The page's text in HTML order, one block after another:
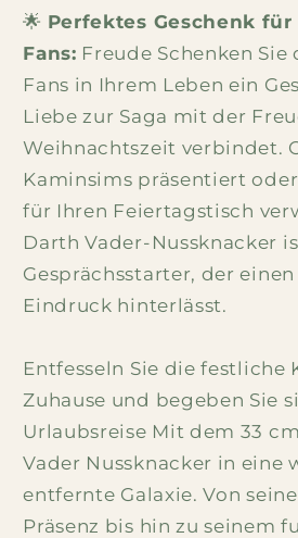
🌟 Perfektes Geschenk für
Fans: Freude Schenken Sie
Fans in Ihrem Leben ein
Liebe zur Saga mit der
Weihnachtszeit verbindet.
Kaminsims präsentiert
für Ihren Feiertagstisch
Darth Vader-Nussknacker
Gesprächsstarter, der
Eindruck hinterlässt.
Entfesseln Sie die festliche
Zuhause und begeben Sie
Urlaubsreise Mit dem 33
Vader Nussknacker in eine
entfernte Galaxie. Von
Präsenz bis hin zu seinem